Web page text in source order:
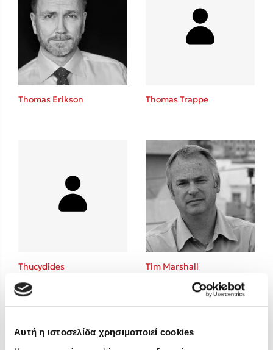
Αυτή η ιστοσελίδα χρησιμοποιεί cookies
Δημοφιλείς Συγγραφείς
Φυστίκι ΠουΚυλάει
Παύλος Καστανάς
El Sombrero
Στέφανος Ξενάκης
Sebastian Fitzek
Benzamin Bécue
Rebecca Yarros
Ali Hazelwood
Cori Doerrfeld
Pierdomenico Baccalario
Δανάη Ιμπραχήμ
Thomas Erikson Thomas Trappe
Thucydides Tim Marshall